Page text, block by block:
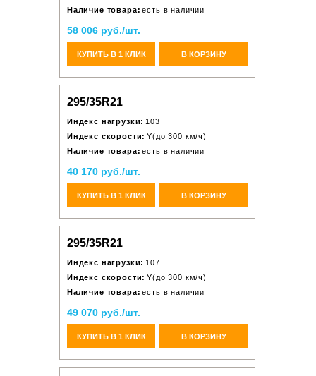
Наличие товара: есть в наличии
58 006 руб./шт.
КУПИТЬ В 1 КЛИК В КОРЗИНУ
295/35R21
Индекс нагрузки: 103
Индекс скорости: Y(до 300 км/ч)
Наличие товара: есть в наличии
40 170 руб./шт.
КУПИТЬ В 1 КЛИК В КОРЗИНУ
295/35R21
Индекс нагрузки: 107
Индекс скорости: Y(до 300 км/ч)
Наличие товара: есть в наличии
49 070 руб./шт.
КУПИТЬ В 1 КЛИК В КОРЗИНУ